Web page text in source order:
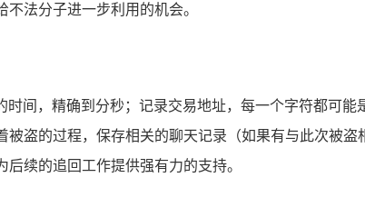
法分子进一步利用的机会。
间，精确到分秒；记录交易地址，每一个字符都可能
盗的过程，保存相关的聊天记录（如果有与此次被
续的追回工作提供强有力的支持。